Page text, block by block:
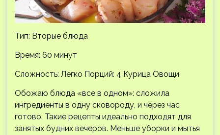
Тип: Вторые блюда
Время: 60 минут
Сложность: Легко Порций: 4 Курица Овощи
Обожаю блюда «все в одном»: сложила
ингредиенты в одну сковороду, и через час
готово. Такие рецепты идеально подходят для
занятых будних вечеров. Меньше уборки и мытья